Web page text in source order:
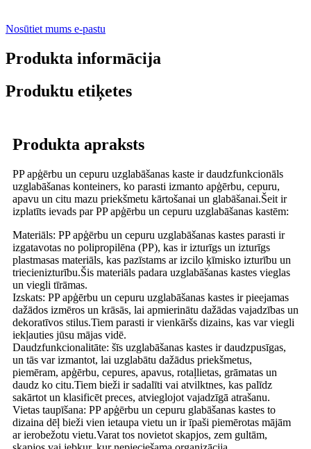
Nosūtiet mums e-pastu
Produkta informācija
Produktu etiķetes
Produkta apraksts
PP apģērbu un cepuru uzglabāšanas kaste ir daudzfunkcionāls
uzglabāšanas konteiners, ko parasti izmanto apģērbu, cepuru,
apavu un citu mazu priekšmetu kārtošanai un glabāšanai.Šeit ir
izplatīts ievads par PP apģērbu un cepuru uzglabāšanas kastēm:
Materiāls: PP apģērbu un cepuru uzglabāšanas kastes parasti ir
izgatavotas no polipropilēna (PP), kas ir izturīgs un izturīgs
plastmasas materiāls, kas pazīstams ar izcilo ķīmisko izturību un
triecienizturību.Šis materiāls padara uzglabāšanas kastes vieglas
un viegli tīrāmas.
Izskats: PP apģērbu un cepuru uzglabāšanas kastes ir pieejamas
dažādos izmēros un krāsās, lai apmierinātu dažādas vajadzības un
dekoratīvos stilus.Tiem parasti ir vienkāršs dizains, kas var viegli
iekļauties jūsu mājas vidē.
Daudzfunkcionalitāte: šīs uzglabāšanas kastes ir daudzpusīgas,
un tās var izmantot, lai uzglabātu dažādus priekšmetus,
piemēram, apģērbu, cepures, apavus, rotaļlietas, grāmatas un
daudz ko citu.Tiem bieži ir sadalīti vai atvilktnes, kas palīdz
sakārtot un klasificēt preces, atvieglojot vajadzīgā atrašanu.
Vietas taupīšana: PP apģērbu un cepuru glabāšanas kastes to
dizaina dēļ bieži vien ietaupa vietu un ir īpaši piemērotas mājām
ar ierobežotu vietu.Varat tos novietot skapjos, zem gultām,